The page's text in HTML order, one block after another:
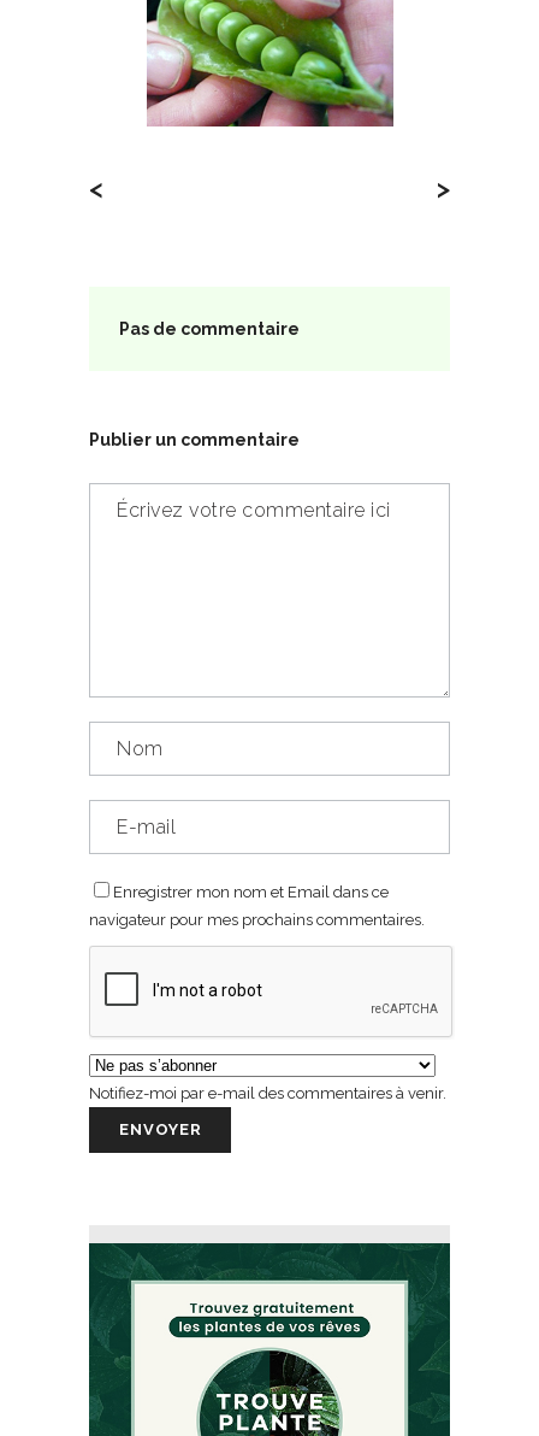
< >
Pas de commentaire
Publier un commentaire
Enregistrer mon nom et Email dans ce
navigateur pour mes prochains commentaires.
Notifiez-moi par e-mail des commentaires à venir.